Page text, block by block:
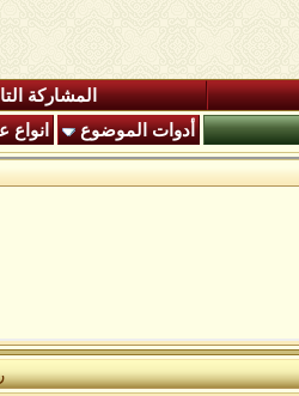
المشاركة
أدوات الموضوع